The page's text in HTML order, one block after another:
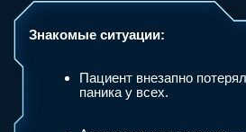
Хочу алгоритм спокойствия
После вебинара вы
перестанете бояться